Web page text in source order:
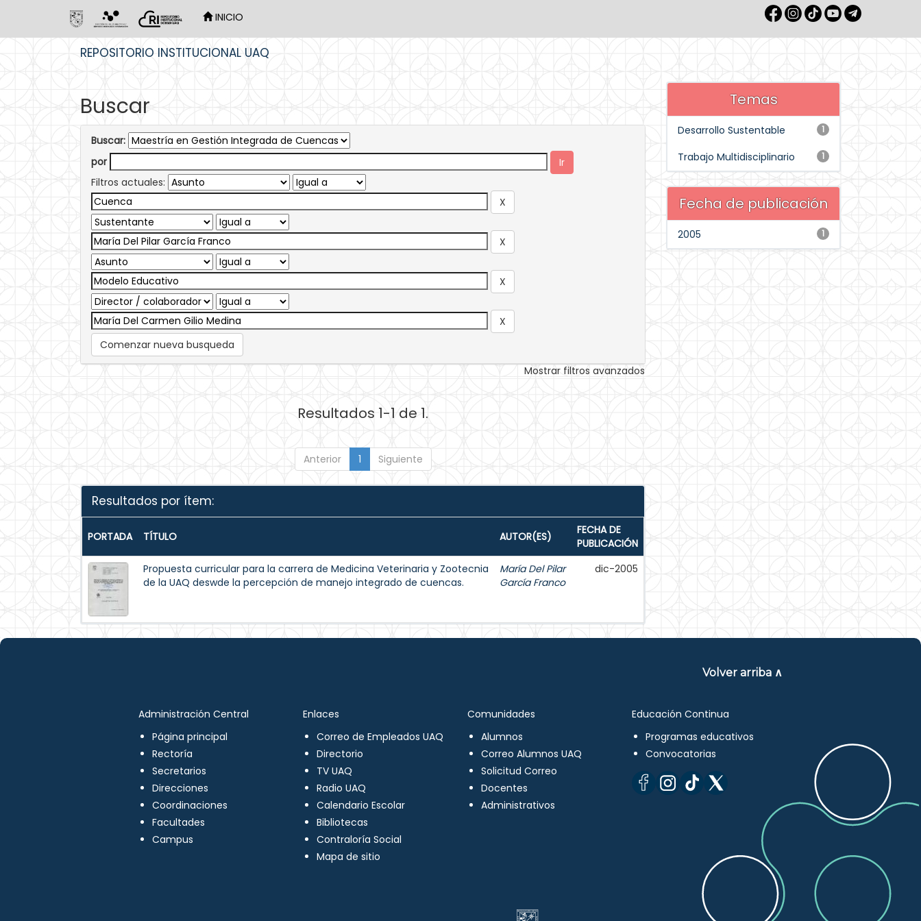
INICIO
REPOSITORIO INSTITUCIONAL UAQ
Buscar
Buscar:
por
Filtros actuales:
Comenzar nueva busqueda
Mostrar filtros avanzados
Resultados 1-1 de 1.
Anterior 1 Siguiente
Resultados por ítem:
PORTADA TÍTULO AUTOR(ES)
FECHA DE
PUBLICACIÓN
Propuesta curricular para la carrera de Medicina Veterinaria y Zootecnia
de la UAQ deswde la percepción de manejo integrado de cuencas.
María Del Pilar
García Franco
dic-2005
Temas
1
Desarrollo Sustentable
1
Trabajo Multidisciplinario
Fecha de publicación
1
2005
Volver arriba ∧
Administración Central
Página principal
Rectoría
Secretarios
Direcciones
Coordinaciones
Facultades
Campus
Enlaces
Correo de Empleados UAQ
Directorio
TV UAQ
Radio UAQ
Calendario Escolar
Bibliotecas
Contraloría Social
Mapa de sitio
Comunidades
Alumnos
Correo Alumnos UAQ
Solicitud Correo
Docentes
Administrativos
Educación Continua
Programas educativos
Convocatorias